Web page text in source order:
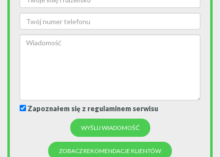
Zapoznałem się z regulaminem serwisu
ZOBACZ REKOMENDACJE KLIENTÓW